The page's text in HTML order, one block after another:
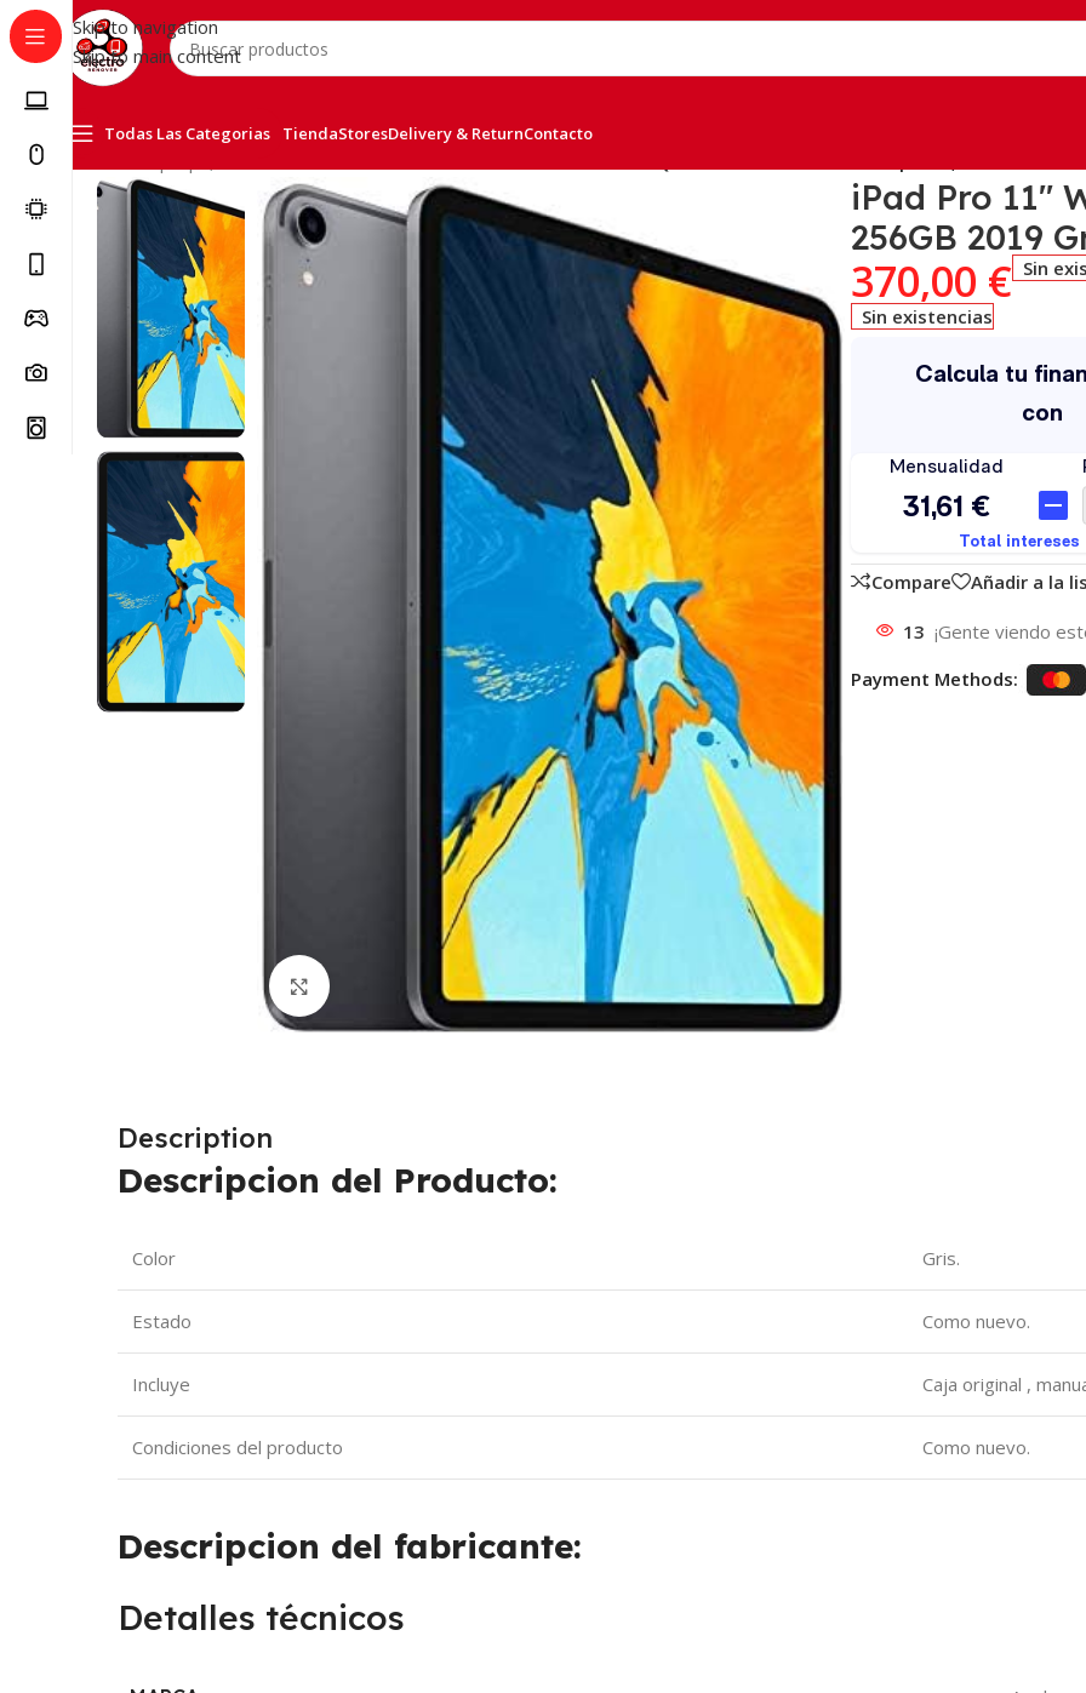
Skip to navigation
Skip to main content
Todas Las Categorias TiendaStoresDelivery & ReturnContacto
Click to enlarge
iPad Pro 11″
256GB 2019
370,00 € Sin
Sin existencias
Compare Añadir a la
13 ¡Gente viendo
Payment Methods:
Description
Descripcion del Producto:
Color Gris.
Estado Como nuevo.
Incluye Caja original ,
Condiciones del producto Como nuevo.
Descripcion del fabricante:
Detalles técnicos